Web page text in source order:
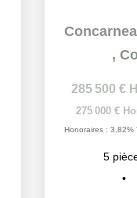
,
285 500 €
275 000 €
Honoraires : 3,82%
5